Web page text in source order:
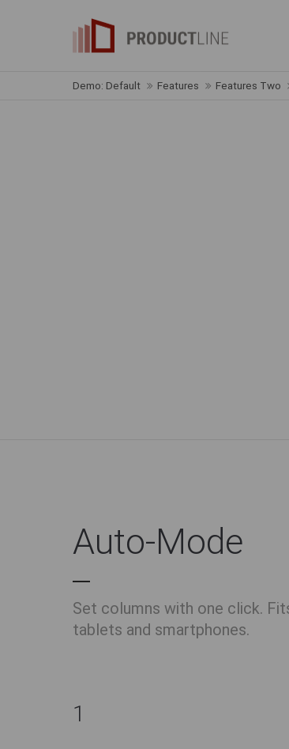
Demo: Default Features Features Two
Auto-Mode
Set columns with one click.
tablets and smartphones.
1